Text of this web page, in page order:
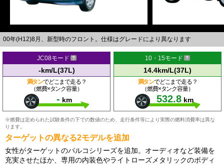
00年(H12)8月、新型時のフロント。仕様はグレードにより異なります
JC08モード
-km/L(37L)
満タンでどこまで走る？
（燃費×タンク容量）
- km
10・15モード
14.4km/L(37L)
満タンでどこまで走る？
（燃費×タンク容量）
532.8 km
※燃費は定められた試験条件の下での数値のため、走行条件等により実際の燃料消費率は異な
ります。
ターゲットの異なる2モデルを追加
女性がターゲットのパルコシリーズを追加。オーディオなど装備を
充実させたほか、専用の内装色やライトローズメタリックのボディ